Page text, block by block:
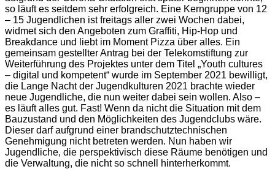
so läuft es seitdem sehr erfolgreich. Eine Kerngruppe von 12
– 15 Jugendlichen ist freitags aller zwei Wochen dabei,
widmet sich den Angeboten zum Graffiti, Hip-Hop und
Breakdance und liebt im Moment Pizza über alles. Ein
gemeinsam gestellter Antrag bei der Telekomstiftung zur
Weiterführung des Projektes unter dem Titel „Youth cultures
– digital und kompetent“ wurde im September 2021 bewilligt,
die Lange Nacht der Jugendkulturen 2021 brachte wieder
neue Jugendliche, die nun weiter dabei sein wollen. Also –
es läuft alles gut. Fast! Wenn da nicht die Situation mit dem
Bauzustand und den Möglichkeiten des Jugendclubs wäre.
Dieser darf aufgrund einer brandschutztechnischen
Genehmigung nicht betreten werden. Nun haben wir
Jugendliche, die perspektivisch diese Räume benötigen und
die Verwaltung, die nicht so schnell hinterherkommt.